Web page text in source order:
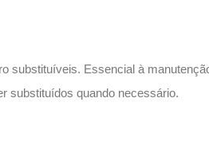
substituíveis. Essencial à
substituídos quando necessário.